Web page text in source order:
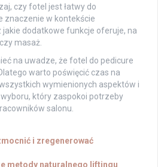
czy fotel jest łatwy do
znaczenie w kontekście
dodatkowe funkcje oferuje, na
masaż.
na uwadze, że fotel do pedicure
warto poświęcić czas na
wymienionych aspektów i
który zaspokoi potrzeby
salonu.
i zregenerować
metody naturalnego liftingu